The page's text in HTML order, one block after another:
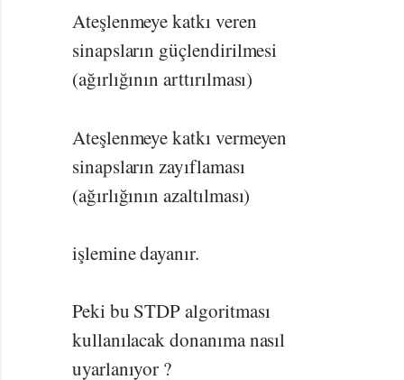
Ateşlenmeye katkı veren
sinapsların güçlendirilmesi
(ağırlığının arttırılması)
Ateşlenmeye katkı vermeyen
sinapsların zayıflaması
(ağırlığının azaltılması)
işlemine dayanır.
Peki bu STDP algoritması
kullanılacak donanıma nasıl
uyarlanıyor ?